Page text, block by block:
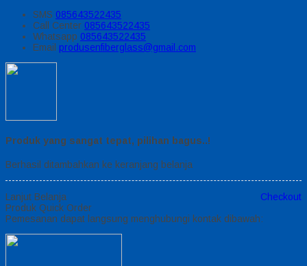
SMS 085643522435
Call Center 085643522435
Whatsapp 085643522435
Email produsenfiberglass@gmail.com
Produk yang sangat tepat, pilihan bagus..!
Berhasil ditambahkan ke keranjang belanja
Lanjut Belanja
Checkout
Produk Quick Order
Pemesanan dapat langsung menghubungi kontak dibawah: